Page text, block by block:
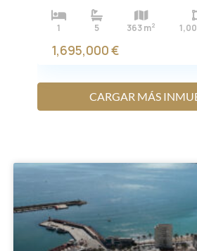
1 5 363 m2
1,695,000 €
CARGAR MÁS